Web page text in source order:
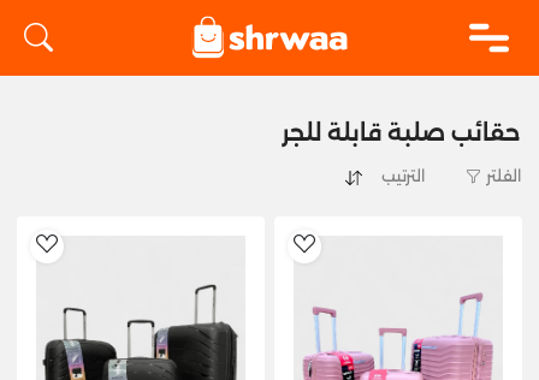
حقائب صلبة قابلة للجر
الفلتر
AddToWishlist